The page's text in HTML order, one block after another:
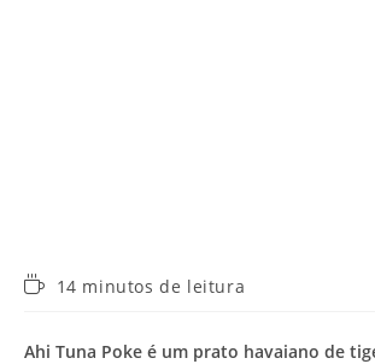
Tempo14 minutos de leitura
Ahi Tuna Poke é um prato havaiano de